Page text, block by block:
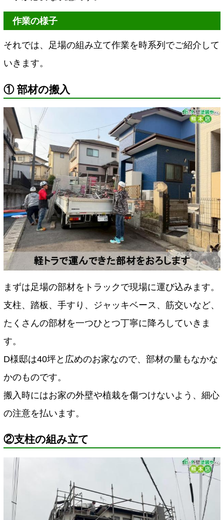
作業の様子
それでは、足場の組み立て作業を時系列でご紹介して
いきます。
① 部材の搬入
まずは足場の部材をトラックで現場に運び込みます。
支柱、踏板、手すり、ジャッキベース、筋交いなど、
たくさんの部材を一つひとつ丁寧に降ろしていきま
す。
D様邸は40坪と広めのお家なので、部材の量もなかな
かのものです。
搬入時にはお家の外壁や植栽を傷つけないよう、細心
の注意を払います。
②支柱の組み立て